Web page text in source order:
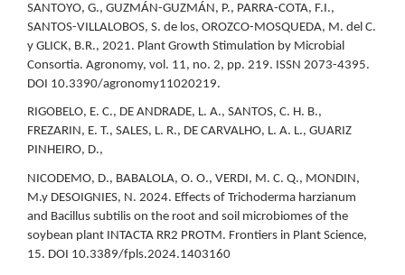
SANTOYO, G., GUZMÁN-GUZMÁN, P., PARRA-COTA, F.I.,
SANTOS-VILLALOBOS, S. de los, OROZCO-MOSQUEDA, M. del C.
y GLICK, B.R., 2021. Plant Growth Stimulation by Microbial
Consortia. Agronomy, vol. 11, no. 2, pp. 219. ISSN 2073-4395.
DOI 10.3390/agronomy11020219.
RIGOBELO, E. C., DE ANDRADE, L. A., SANTOS, C. H. B.,
FREZARIN, E. T., SALES, L. R., DE CARVALHO, L. A. L., GUARIZ
PINHEIRO, D.,
NICODEMO, D., BABALOLA, O. O., VERDI, M. C. Q., MONDIN,
M.y DESOIGNIES, N. 2024. Effects of Trichoderma harzianum
and Bacillus subtilis on the root and soil microbiomes of the
soybean plant INTACTA RR2 PROTM. Frontiers in Plant Science,
15. DOI 10.3389/fpls.2024.1403160